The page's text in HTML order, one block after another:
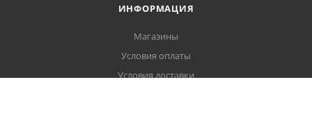
ИНФОРМАЦИЯ
Магазины
Условия оплаты
Условия доставки